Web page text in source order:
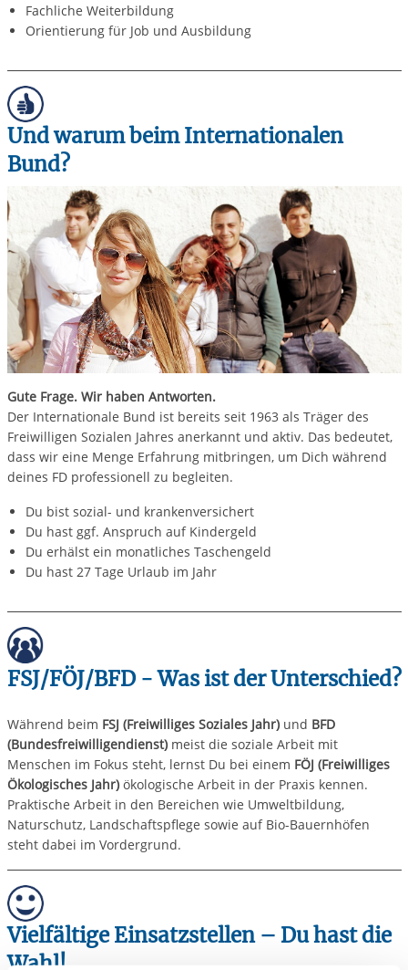
Fachliche Weiterbildung
Orientierung für Job und Ausbildung
Und warum beim Internationalen
Bund?
Gute Frage. Wir haben Antworten.
Der Internationale Bund ist bereits seit 1963 als Träger des
Freiwilligen Sozialen Jahres anerkannt und aktiv. Das bedeutet,
dass wir eine Menge Erfahrung mitbringen, um Dich während
deines FD professionell zu begleiten.
Du bist sozial- und krankenversichert
Du hast ggf. Anspruch auf Kindergeld
Du erhälst ein monatliches Taschengeld
Du hast 27 Tage Urlaub im Jahr
FSJ/FÖJ/BFD - Was ist der Unterschied?
Während beim FSJ (Freiwilliges Soziales Jahr) und BFD
(Bundesfreiwilligendienst)meist die soziale Arbeit mit
Menschen im Fokus steht, lernst Du bei einem FÖJ (Freiwilliges
Ökologisches Jahr)ökologische Arbeit in der Praxis kennen.
Praktische Arbeit in den Bereichen wie Umweltbildung,
Naturschutz, Landschaftspflege sowie auf Bio-Bauernhöfen
steht dabei im Vordergrund.
Vielfältige Einsatzstellen – Du hast die
Wahl!